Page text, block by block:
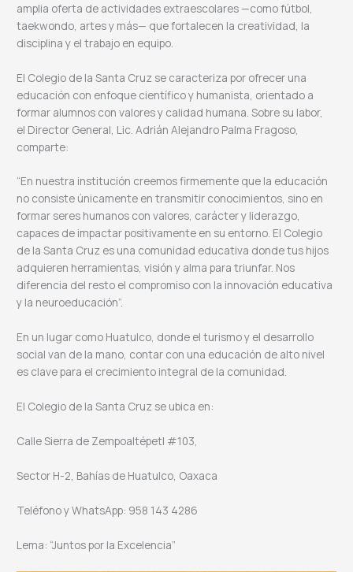
amplia oferta de actividades extraescolares —como fútbol,
taekwondo, artes y más— que fortalecen la creatividad, la
disciplina y el trabajo en equipo.
El Colegio de la Santa Cruz se caracteriza por ofrecer una
educación con enfoque científico y humanista, orientado a
formar alumnos con valores y calidad humana. Sobre su labor,
el Director General, Lic. Adrián Alejandro Palma Fragoso,
comparte:
“En nuestra institución creemos firmemente que la educación
no consiste únicamente en transmitir conocimientos, sino en
formar seres humanos con valores, carácter y liderazgo,
capaces de impactar positivamente en su entorno. El Colegio
de la Santa Cruz es una comunidad educativa donde tus hijos
adquieren herramientas, visión y alma para triunfar. Nos
diferencia del resto el compromiso con la innovación educativa
y la neuroeducación”.
En un lugar como Huatulco, donde el turismo y el desarrollo
social van de la mano, contar con una educación de alto nivel
es clave para el crecimiento integral de la comunidad.
El Colegio de la Santa Cruz se ubica en:
Calle Sierra de Zempoaltépetl #103,
Sector H-2, Bahías de Huatulco, Oaxaca
Teléfono y WhatsApp: 958 143 4286
Lema: “Juntos por la Excelencia”